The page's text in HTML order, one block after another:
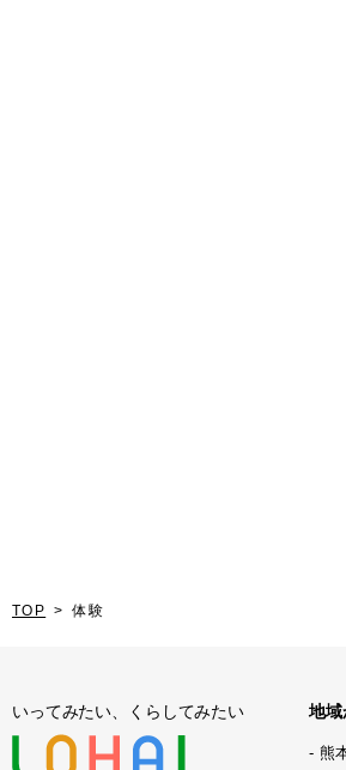
TOP 体験
いってみたい、くらしてみたい 地
熊